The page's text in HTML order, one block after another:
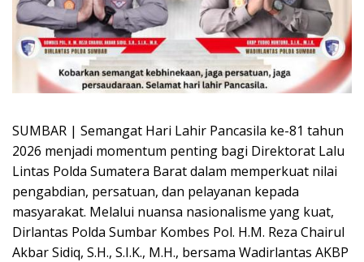
SUMBAR | Semangat Hari Lahir Pancasila ke-81 tahun
2026 menjadi momentum penting bagi Direktorat Lalu
Lintas Polda Sumatera Barat dalam memperkuat nilai
pengabdian, persatuan, dan pelayanan kepada
masyarakat. Melalui nuansa nasionalisme yang kuat,
Dirlantas Polda Sumbar Kombes Pol. H.M. Reza Chairul
Akbar Sidiq, S.H., S.I.K., M.H., bersama Wadirlantas AKBP